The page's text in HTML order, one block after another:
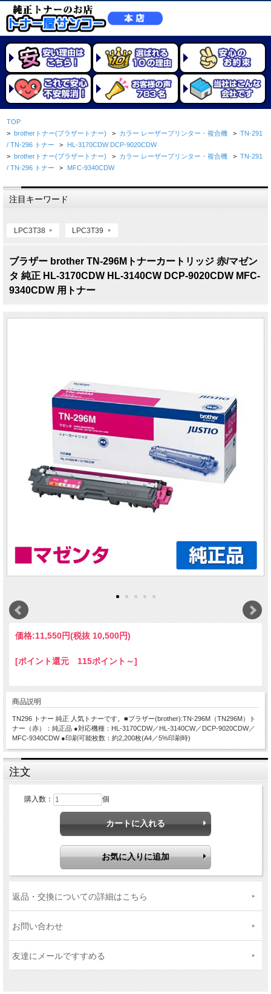
TOP
> brotherトナー(ブラザートナー) > カラー レーザープリンター・複合機 > TN-291
/ TN-296 トナー
> HL-3170CDW DCP-9020CDW
> brotherトナー(ブラザートナー) > カラー レーザープリンター・複合機 > TN-291
/ TN-296 トナー
> MFC-9340CDW
注目キーワード
LPC3T38 LPC3T39
ブラザー brother TN-296Mトナーカートリッジ 赤/マゼン
タ 純正 HL-3170CDW HL-3140CW DCP-9020CDW MFC-
9340CDW 用トナー
価格:11,550円(税抜 10,500円)
[ポイント還元 115ポイント～]
商品説明
TN296 トナー 純正 人気トナーです。■ブラザー(brother):TN-296M（TN296M）ト
ナー（赤）：純正品 ●対応機種：HL-3170CDW／HL-3140CW／DCP-9020CDW／
MFC-9340CDW ●印刷可能枚数：約2,200枚(A4／5%印刷時)
注文
購入数： 個
返品・交換についての詳細はこちら
お問い合わせ
友達にメールですすめる